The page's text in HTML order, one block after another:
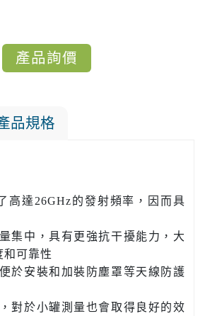
產品詢價
品規格
高達26GHz的發射頻率，因而具
集中，具有更強抗干擾能力，大
和可靠性
於安裝和加裝防塵罩等天線防護
對於小罐測量也會取得良好的效